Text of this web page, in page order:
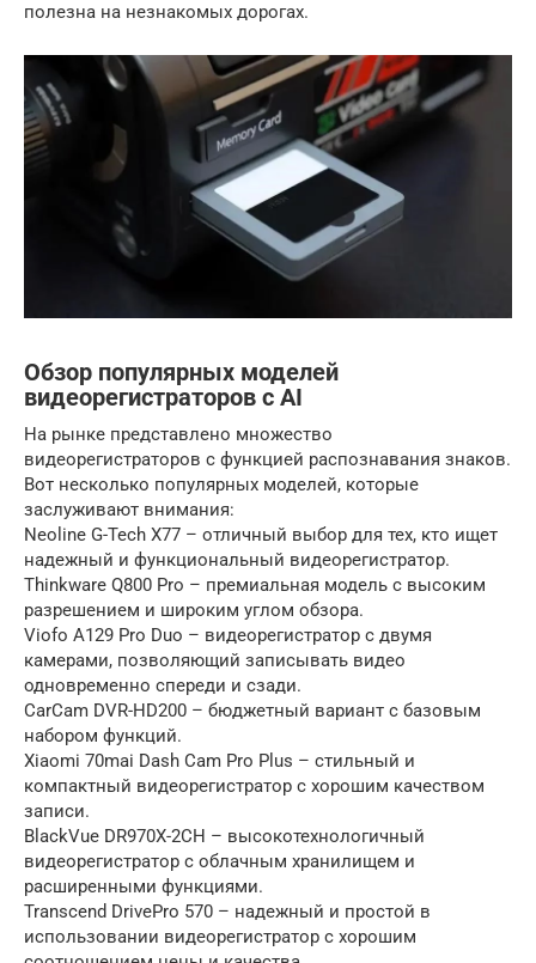
полезна на незнакомых дорогах.
Обзор популярных моделей
видеорегистраторов с AI
На рынке представлено множество
видеорегистраторов с функцией распознавания знаков.
Вот несколько популярных моделей, которые
заслуживают внимания:
Neoline G-Tech X77 – отличный выбор для тех, кто ищет
надежный и функциональный видеорегистратор.
Thinkware Q800 Pro – премиальная модель с высоким
разрешением и широким углом обзора.
Viofo A129 Pro Duo – видеорегистратор с двумя
камерами, позволяющий записывать видео
одновременно спереди и сзади.
CarCam DVR-HD200 – бюджетный вариант с базовым
набором функций.
Xiaomi 70mai Dash Cam Pro Plus – стильный и
компактный видеорегистратор с хорошим качеством
записи.
BlackVue DR970X-2CH – высокотехнологичный
видеорегистратор с облачным хранилищем и
расширенными функциями.
Transcend DrivePro 570 – надежный и простой в
использовании видеорегистратор с хорошим